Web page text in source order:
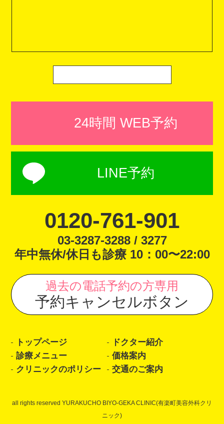
24時間 WEB予約
LINE予約
0120-761-901
03-3287-3288 / 3277
年中無休/休日も診療 10：00〜22:00
過去の電話予約の方専用
予約キャンセルボタン
トップページ
ドクター紹介
診療メニュー
価格案内
クリニックのポリシー
交通のご案内
all rights reserved YURAKUCHO BIYO-GEKA CLINIC(有楽町美容外科クリ
ニック)